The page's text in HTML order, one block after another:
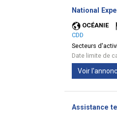
National
OCÉANIE
CDD
Secteurs
Date limite de
Voir
Assistance